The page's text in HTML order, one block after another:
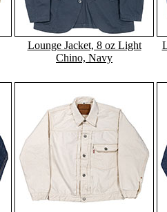
Lounge Jacket, 8 oz Light
Chino, Navy